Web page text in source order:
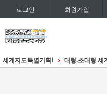
로그인 회원가입
세계지도특별기획Ⅰ 대형.초대형 세